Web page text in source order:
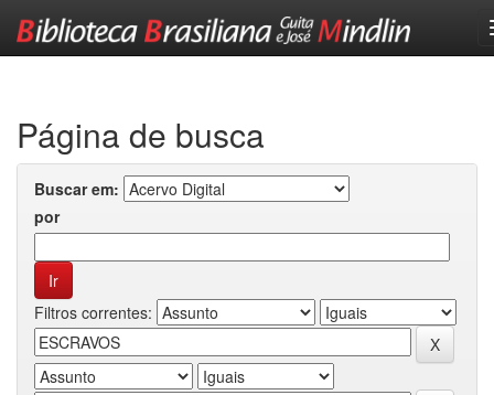
Página de busca
Buscar em:
por
Filtros correntes: